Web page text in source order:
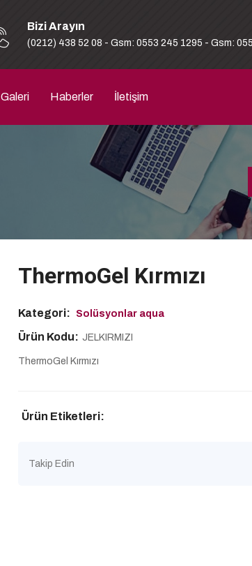
Bizi Arayın
(0212) 438 52 08 - Gsm: 0553 245 1295 - Gsm:
Galeri Haberler İletişim
ThermoGel Kırmızı
Kategori: Solüsyonlar aqua
Ürün Kodu: JELKIRMIZI
ThermoGel Kırmızı
Ürün Etiketleri:
Takip Edin